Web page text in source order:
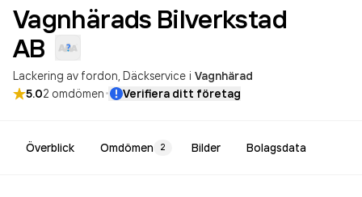
Vagnhärads Bilverkstad
AB
Lackering av fordon Däckservice i Vagnhärad
5.02 omdömen· Verifiera ditt företag
Överblick Omdömen 2 Bilder Bolagsdata